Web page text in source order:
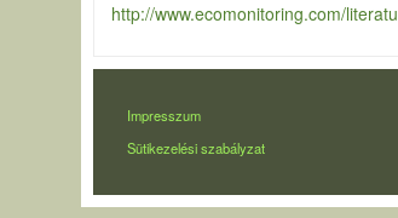
http://www.ecomonitoring.com/
LÁBLÉC
Impresszum
Sütikezelési szabályzat